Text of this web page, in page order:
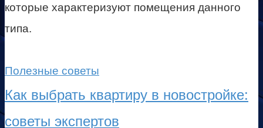
которые характеризуют помещения данного
типа.
Полезные советы
Как выбрать квартиру в новостройке:
советы экспертов